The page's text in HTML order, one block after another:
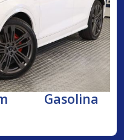
Gasolina